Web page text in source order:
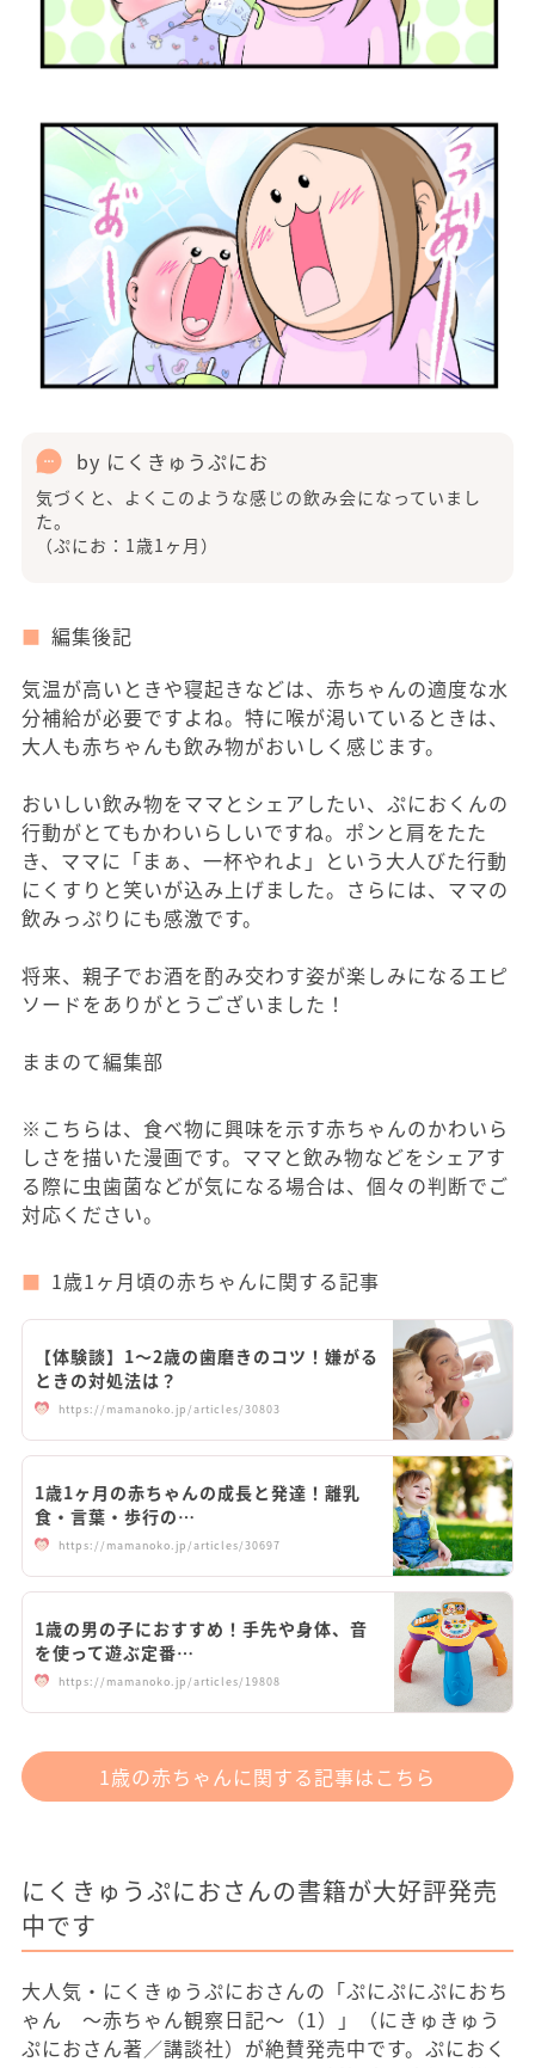
by にくきゅうぷにお
気づくと、よくこのような感じの飲み会になっていまし
た。
（ぷにお：1歳1ヶ月）
編集後記
気温が高いときや寝起きなどは、赤ちゃんの適度な水
分補給が必要ですよね。特に喉が渇いているときは、
大人も赤ちゃんも飲み物がおいしく感じます。
おいしい飲み物をママとシェアしたい、ぷにおくんの
行動がとてもかわいらしいですね。ポンと肩をたた
き、ママに「まぁ、一杯やれよ」という大人びた行動
にくすりと笑いが込み上げました。さらには、ママの
飲みっぷりにも感激です。
将来、親子でお酒を酌み交わす姿が楽しみになるエピ
ソードをありがとうございました！
ままのて編集部
※こちらは、食べ物に興味を示す赤ちゃんのかわいら
しさを描いた漫画です。ママと飲み物などをシェアす
る際に虫歯菌などが気になる場合は、個々の判断でご
対応ください。
1歳1ヶ月頃の赤ちゃんに関する記事
【体験談】1～2歳の歯磨きのコツ！嫌がる
ときの対処法は？
https://mamanoko.jp/articles/30803
1歳1ヶ月の赤ちゃんの成長と発達！離乳
食・言葉・歩行の…
https://mamanoko.jp/articles/30697
1歳の男の子におすすめ！手先や身体、音
を使って遊ぶ定番…
https://mamanoko.jp/articles/19808
1歳の赤ちゃんに関する記事はこちら
にくきゅうぷにおさんの書籍が大好評発売
中です
大人気・にくきゅうぷにおさんの「ぷにぷにぷにおち
ゃん ～赤ちゃん観察日記～（1）」（にきゅきゅう
ぷにおさん著／講談社）が絶賛発売中です。ぷにおく